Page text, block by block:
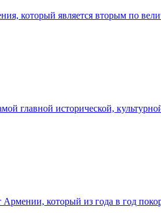
который является вторым по
главной исторической,
который из года в год